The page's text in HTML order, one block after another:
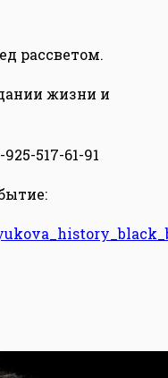
рассветом.
жизни и
517-61-91